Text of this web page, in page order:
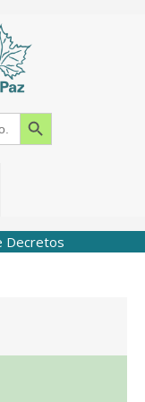
Search Button
Decretos